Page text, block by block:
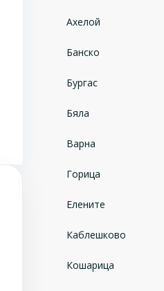
Ахелой
Банско
Бургас
Бяла
Варна
Горица
Елените
Каблешково
Кошарица